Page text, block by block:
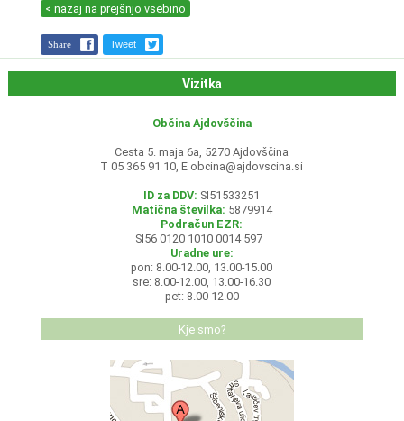
< nazaj na prejšnjo vsebino
Share Tweet
Vizitka
Občina Ajdovščina
Cesta 5. maja 6a, 5270 Ajdovščina
T 05 365 91 10, E obcina@ajdovscina.si
ID za DDV: SI51533251
Matična številka: 5879914
Podračun EZR:
SI56 0120 1010 0014 597
Uradne ure:
pon: 8.00-12.00, 13.00-15.00
sre: 8.00-12.00, 13.00-16.30
pet: 8.00-12.00
Kje smo?